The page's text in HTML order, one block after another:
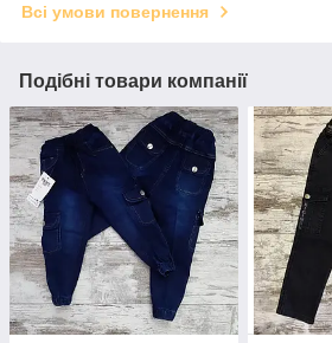
Всі умови повернення
Подібні товари компанії